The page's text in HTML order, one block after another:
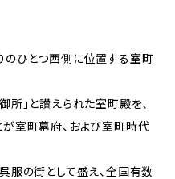
ひとつ西側に位置する室町
」と讃えられた室町殿を、
室町幕府、および室町時代
服の街として盛え、全国有数